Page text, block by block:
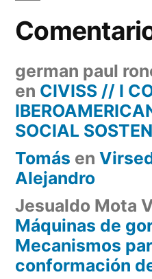
german paul
en CIVISS // I
SOCIAL
Tomás en
Alejandro
Jesualdo Mota
Máquinas de
Mecanismos
conformación